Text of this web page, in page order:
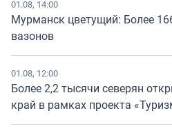
01.08, 14:00
Мурманск цветущий: Более
вазонов
01.08, 12:00
Более 2,2 тысячи северян
край в рамках проекта